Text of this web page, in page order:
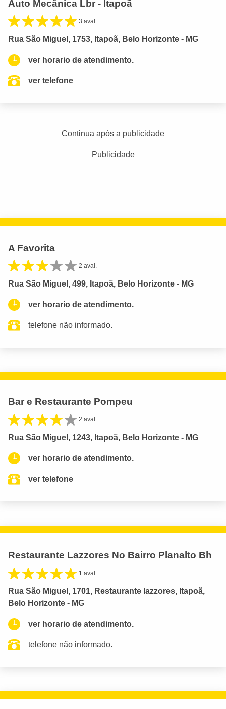
Auto Mecânica Lbr - Itapoã
3 aval.
Rua São Miguel, 1753, Itapoã, Belo Horizonte - MG
ver horario de atendimento.
ver telefone
Continua após a publicidade
Publicidade
A Favorita
2 aval.
Rua São Miguel, 499, Itapoã, Belo Horizonte - MG
ver horario de atendimento.
telefone não informado.
Bar e Restaurante Pompeu
2 aval.
Rua São Miguel, 1243, Itapoã, Belo Horizonte - MG
ver horario de atendimento.
ver telefone
Restaurante Lazzores No Bairro Planalto Bh
1 aval.
Rua São Miguel, 1701, Restaurante lazzores, Itapoã,
Belo Horizonte - MG
ver horario de atendimento.
telefone não informado.